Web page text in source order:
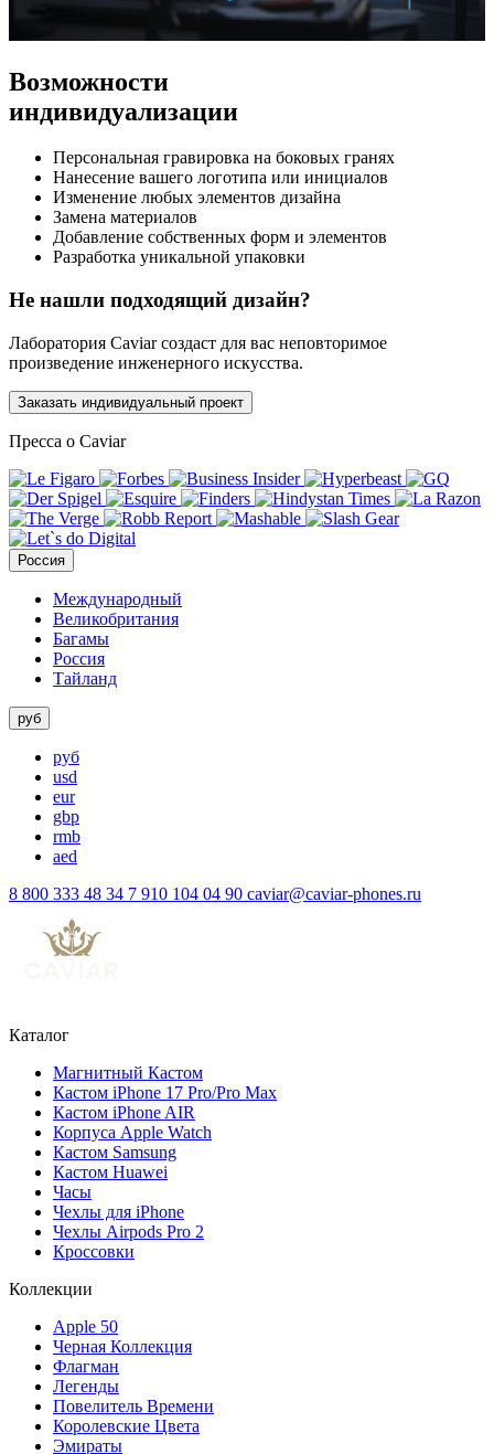
Возможности
индивидуализации
Персональная гравировка на боковых гранях
Нанесение вашего логотипа или инициалов
Изменение любых элементов дизайна
Замена материалов
Добавление собственных форм и элементов
Разработка уникальной упаковки
Не нашли подходящий дизайн?
Лаборатория Caviar создаст для вас неповторимое
произведение инженерного искусства.
Заказать индивидуальный проект
Пресса о Caviar
Россия
Международный
Великобритания
Багамы
Россия
Тайланд
руб
руб
usd
eur
gbp
rmb
aed
8 800 333 48 34 7 910 104 04 90 caviar@caviar-phones.ru
Каталог
Магнитный Кастом
Кастом iPhone 17 Pro/Pro Max
Кастом iPhone AIR
Корпуса Apple Watch
Кастом Samsung
Кастом Huawei
Часы
Чехлы для iPhone
Чехлы Airpods Pro 2
Кроссовки
Коллекции
Apple 50
Черная Коллекция
Флагман
Легенды
Повелитель Времени
Королевские Цвета
Эмираты